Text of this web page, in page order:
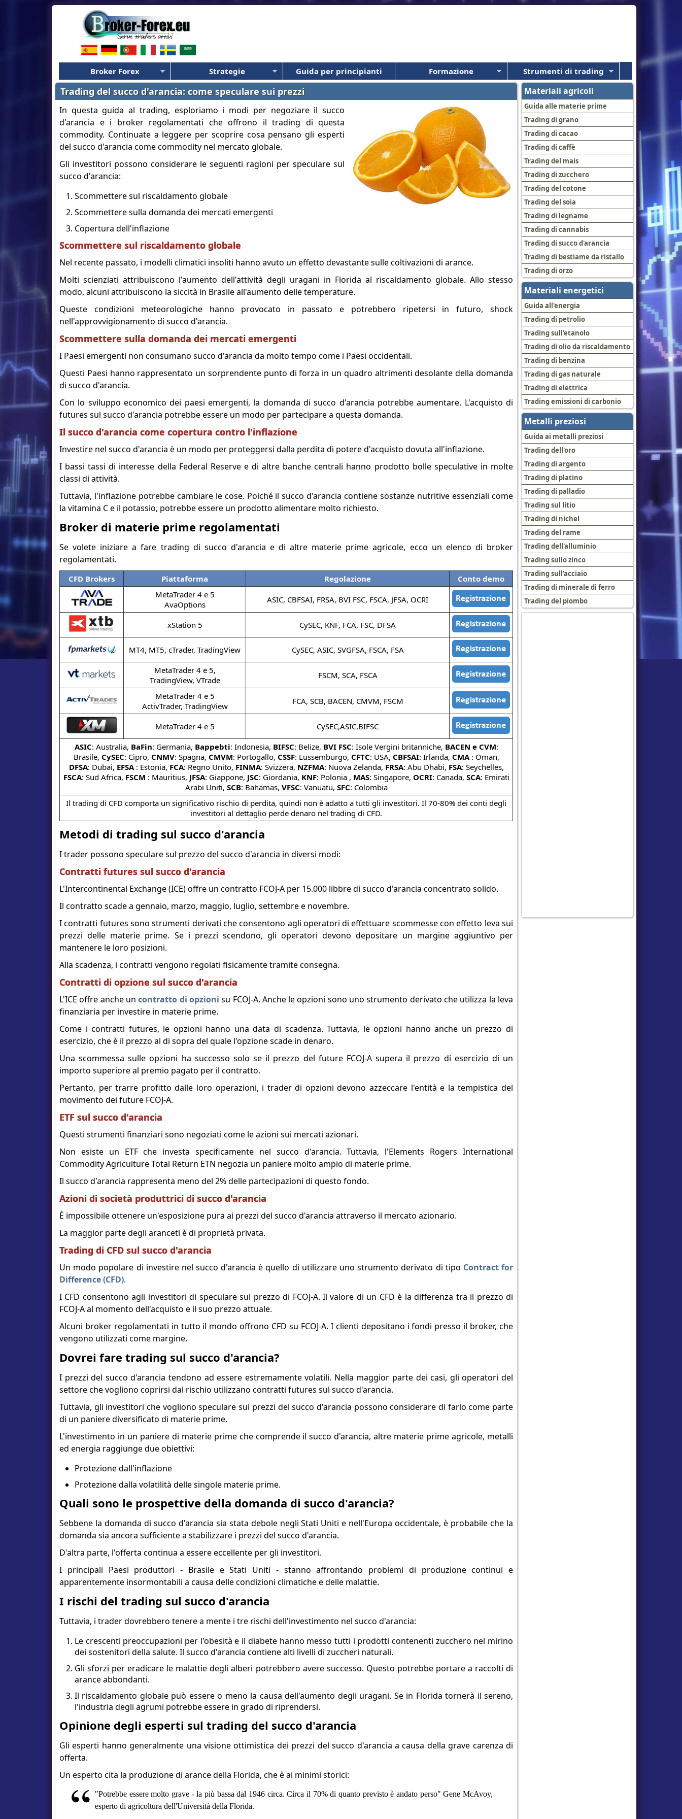
Broker Forex Strategie Guida per principianti Formazione Strumenti di trading
Materiali agricoli
Guida alle materie prime
Trading di grano
Trading di cacao
Trading di caffè
Trading del mais
Trading di zucchero
Trading del cotone
Trading del soia
Trading di legname
Trading di cannabis
Trading di succo d'arancia
Trading di bestiame da ristallo
Trading di orzo
Materiali energetici
Guida all'energia
Trading di petrolio
Trading sull'etanolo
Trading di olio da riscaldamento
Trading di benzina
Trading di gas naturale
Trading di elettrica
Trading emissioni di carbonio
Metalli preziosi
Guida ai metalli preziosi
Trading dell'oro
Trading di argento
Trading di platino
Trading di palladio
Trading sul litio
Trading di nichel
Trading del rame
Trading dell'alluminio
Trading sullo zinco
Trading sull'acciaio
Trading di minerale di ferro
Trading del piombo
Trading del succo d'arancia: come speculare sui prezzi
In questa guida al trading, esploriamo i modi per negoziare il succo
d'arancia e i broker regolamentati che offrono il trading di questa
commodity. Continuate a leggere per scoprire cosa pensano gli esperti
del succo d'arancia come commodity nel mercato globale.
Gli investitori possono considerare le seguenti ragioni per speculare sul
succo d'arancia:
Scommettere sul riscaldamento globale
Scommettere sulla domanda dei mercati emergenti
Copertura dell'inflazione
Scommettere sul riscaldamento globale
Nel recente passato, i modelli climatici insoliti hanno avuto un effetto devastante sulle coltivazioni di arance.
Molti scienziati attribuiscono l'aumento dell'attività degli uragani in Florida al riscaldamento globale. Allo stesso
modo, alcuni attribuiscono la siccità in Brasile all'aumento delle temperature.
Queste condizioni meteorologiche hanno provocato in passato e potrebbero ripetersi in futuro, shock
nell'approvvigionamento di succo d'arancia.
Scommettere sulla domanda dei mercati emergenti
I Paesi emergenti non consumano succo d'arancia da molto tempo come i Paesi occidentali.
Questi Paesi hanno rappresentato un sorprendente punto di forza in un quadro altrimenti desolante della domanda
di succo d'arancia.
Con lo sviluppo economico dei paesi emergenti, la domanda di succo d'arancia potrebbe aumentare. L'acquisto di
futures sul succo d'arancia potrebbe essere un modo per partecipare a questa domanda.
Il succo d'arancia come copertura contro l'inflazione
Investire nel succo d'arancia è un modo per proteggersi dalla perdita di potere d'acquisto dovuta all'inflazione.
I bassi tassi di interesse della Federal Reserve e di altre banche centrali hanno prodotto bolle speculative in molte
classi di attività.
Tuttavia, l'inflazione potrebbe cambiare le cose. Poiché il succo d'arancia contiene sostanze nutritive essenziali come
la vitamina C e il potassio, potrebbe essere un prodotto alimentare molto richiesto.
Broker di materie prime regolamentati
Se volete iniziare a fare trading di succo d'arancia e di altre materie prime agricole, ecco un elenco di broker
regolamentati.
CFD Brokers Piattaforma Regolazione
Conto demo
MetaTrader 4 e 5
AvaOptions
ASIC, CBFSAI, FRSA, BVI FSC, FSCA, JFSA, OCRI
xStation 5 CySEC, KNF, FCA, FSC, DFSA
MT4, MT5, cTrader, TradingView
CySEC, ASIC, SVGFSA, FSCA, FSA
MetaTrader 4 e 5,
TradingView, VTrade
FSCM, SCA, FSCA
MetaTrader 4 e 5
ActivTrader, TradingView
FCA, SCB, BACEN, CMVM, FSCM
MetaTrader 4 e 5
CySEC,ASIC,BIFSC
ASIC: Australia, BaFin: Germania, Bappebti: Indonesia, BIFSC: Belize, BVI FSC: Isole Vergini britanniche, BACEN e CVM:
Brasile, CySEC: Cipro, CNMV: Spagna, CMVM: Portogallo, CSSF: Lussemburgo, CFTC: USA, CBFSAI: Irlanda, CMA: Oman,
DFSA: Dubai, EFSA: Estonia, FCA: Regno Unito, FINMA: Svizzera, NZFMA: Nuova Zelanda, FRSA: Abu Dhabi, FSA: Seychelles,
FSCA: Sud Africa, FSCM : Mauritius, JFSA: Giappone, JSC: Giordania, KNF: Polonia , MAS: Singapore, OCRI: Canada, SCA: Emirati
Arabi Uniti, SCB: Bahamas, VFSC: Vanuatu, SFC: Colombia
Il trading di CFD comporta un significativo rischio di perdita, quindi non è adatto a tutti gli investitori. Il 70-80% dei conti degli
investitori al dettaglio perde denaro nel trading di CFD.
Metodi di trading sul succo d'arancia
I trader possono speculare sul prezzo del succo d'arancia in diversi modi:
Contratti futures sul succo d'arancia
L'Intercontinental Exchange (ICE) offre un contratto FCOJ-A per 15.000 libbre di succo d'arancia concentrato solido.
Il contratto scade a gennaio, marzo, maggio, luglio, settembre e novembre.
I contratti futures sono strumenti derivati che consentono agli operatori di effettuare scommesse con effetto leva sui
prezzi delle materie prime. Se i prezzi scendono, gli operatori devono depositare un margine aggiuntivo per
mantenere le loro posizioni.
Alla scadenza, i contratti vengono regolati fisicamente tramite consegna.
Contratti di opzione sul succo d'arancia
L'ICE offre anche uncontratto di opzioni su FCOJ-A. Anche le opzioni sono uno strumento derivato che utilizza la leva
finanziaria per investire in materie prime.
Come i contratti futures, le opzioni hanno una data di scadenza. Tuttavia, le opzioni hanno anche un prezzo di
esercizio, che è il prezzo al di sopra del quale l'opzione scade in denaro.
Una scommessa sulle opzioni ha successo solo se il prezzo del future FCOJ-A supera il prezzo di esercizio di un
importo superiore al premio pagato per il contratto.
Pertanto, per trarre profitto dalle loro operazioni, i trader di opzioni devono azzeccare l'entità e la tempistica del
movimento dei future FCOJ-A.
ETF sul succo d'arancia
Questi strumenti finanziari sono negoziati come le azioni sui mercati azionari.
Non esiste un ETF che investa specificamente nel succo d'arancia. Tuttavia, l'Elements Rogers International
Commodity Agriculture Total Return ETN negozia un paniere molto ampio di materie prime.
Il succo d'arancia rappresenta meno del 2% delle partecipazioni di questo fondo.
Azioni di società produttrici di succo d'arancia
È impossibile ottenere un'esposizione pura ai prezzi del succo d'arancia attraverso il mercato azionario.
La maggior parte degli aranceti è di proprietà privata.
Trading di CFD sul succo d'arancia
Un modo popolare di investire nel succo d'arancia è quello di utilizzare uno strumento derivato di tipo Contract for
Difference (CFD).
I CFD consentono agli investitori di speculare sul prezzo di FCOJ-A. Il valore di un CFD è la differenza tra il prezzo di
FCOJ-A al momento dell'acquisto e il suo prezzo attuale.
Alcuni broker regolamentati in tutto il mondo offrono CFD su FCOJ-A. I clienti depositano i fondi presso il broker, che
vengono utilizzati come margine.
Dovrei fare trading sul succo d'arancia?
I prezzi del succo d'arancia tendono ad essere estremamente volatili. Nella maggior parte dei casi, gli operatori del
settore che vogliono coprirsi dal rischio utilizzano contratti futures sul succo d'arancia.
Tuttavia, gli investitori che vogliono speculare sui prezzi del succo d'arancia possono considerare di farlo come parte
di un paniere diversificato di materie prime.
L'investimento in un paniere di materie prime che comprende il succo d'arancia, altre materie prime agricole, metalli
ed energia raggiunge due obiettivi:
Protezione dall'inflazione
Protezione dalla volatilità delle singole materie prime.
Quali sono le prospettive della domanda di succo d'arancia?
Sebbene la domanda di succo d'arancia sia stata debole negli Stati Uniti e nell'Europa occidentale, è probabile che la
domanda sia ancora sufficiente a stabilizzare i prezzi del succo d'arancia.
D'altra parte, l'offerta continua a essere eccellente per gli investitori.
I principali Paesi produttori - Brasile e Stati Uniti - stanno affrontando problemi di produzione continui e
apparentemente insormontabili a causa delle condizioni climatiche e delle malattie.
I rischi del trading sul succo d'arancia
Tuttavia, i trader dovrebbero tenere a mente i tre rischi dell'investimento nel succo d'arancia:
Le crescenti preoccupazioni per l'obesità e il diabete hanno messo tutti i prodotti contenenti zucchero nel mirino
dei sostenitori della salute. Il succo d'arancia contiene alti livelli di zuccheri naturali.
Gli sforzi per eradicare le malattie degli alberi potrebbero avere successo. Questo potrebbe portare a raccolti di
arance abbondanti.
Il riscaldamento globale può essere o meno la causa dell'aumento degli uragani. Se in Florida tornerà il sereno,
l'industria degli agrumi potrebbe essere in grado di riprendersi.
Opinione degli esperti sul trading del succo d'arancia
Gli esperti hanno generalmente una visione ottimistica dei prezzi del succo d'arancia a causa della grave carenza di
offerta.
Un esperto cita la produzione di arance della Florida, che è ai minimi storici:
"Potrebbe essere molto grave - la più bassa dal 1946 circa. Circa il 70% di quanto previsto è andato perso" Gene McAvoy,
esperto di agricoltura dell'Università della Florida.